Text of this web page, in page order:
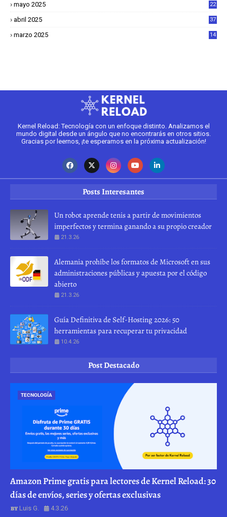
mayo 2025
22
abril 2025
37
marzo 2025
14
Kernel Reload: Tecnología con un enfoque distinto. Analizamos el
mundo digital desde un ángulo que no encontrarás en otros sitios.
Gracias por leernos, ¡te esperamos en la próxima actualización!
Posts Interesantes
Un robot aprende tenis a partir de movimientos
imperfectos y termina ganando a su propio creador
21.3.26
Alemania prohíbe los formatos de Microsoft en sus
administraciones públicas y apuesta por el código
abierto
21.3.26
Guía Definitiva de Self-Hosting 2026: 50
herramientas para recuperar tu privacidad
10.4.26
Post Destacado
TECNOLOGÍA
Amazon Prime gratis para lectores de Kernel Reload: 30
días de envíos, series y ofertas exclusivas
Luis G. 4.3.26